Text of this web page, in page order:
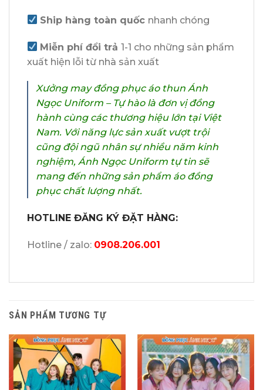
Ship hàng toàn quốc nhanh chóng
Miễn phí đổi trả1-1 cho những sản phẩm
xuất hiện lỗi từ nhà sản xuất
Xưởng may đồng phục áo thun Ánh
Ngọc Uniform – Tự hào là đơn vị đồng
hành cùng các thương hiệu lớn tại Việt
Nam. Với năng lực sản xuất vượt trội
cũng đội ngũ nhân sự nhiều năm kinh
nghiệm, Ánh Ngọc Uniform tự tin sẽ
mang đến những sản phẩm áo đồng
phục chất lượng nhất.
HOTLINE ĐĂNG KÝ ĐẶT HÀNG:
Hotline / zalo: 0908.206.001
SẢN PHẨM TƯƠNG TỰ